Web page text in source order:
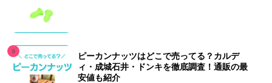
ピーカンナッツはどこで売ってる？カルデ
ィ・成城石井・ドンキを徹底調査！通販の最
安値も紹介